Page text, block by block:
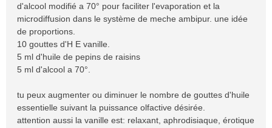
d'alcool modifié a 70° pour faciliter l'evaporation et la
microdiffusion dans le système de meche ambipur. une idée
de proportions.
10 gouttes d'H E vanille.
5 ml d'huile de pepins de raisins
5 ml d'alcool a 70°.
tu peux augmenter ou diminuer le nombre de gouttes d'huile
essentielle suivant la puissance olfactive désirée.
attention aussi la vanille est: relaxant, aphrodisiaque, érotique